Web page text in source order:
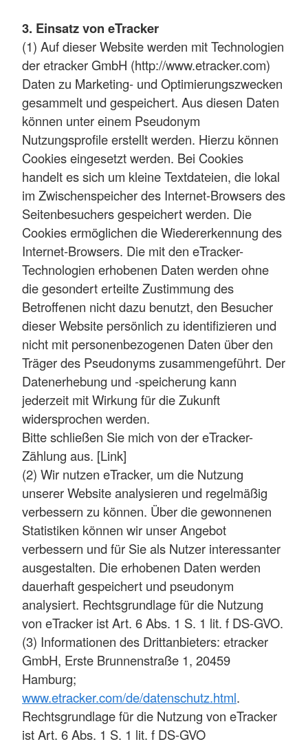
3. Einsatz von eTracker
(1) Auf dieser Website werden mit Technologien
der etracker GmbH (http://www.etracker.com)
Daten zu Marketing- und Optimierungszwecken
gesammelt und gespeichert. Aus diesen Daten
können unter einem Pseudonym
Nutzungsprofile erstellt werden. Hierzu können
Cookies eingesetzt werden. Bei Cookies
handelt es sich um kleine Textdateien, die lokal
im Zwischenspeicher des Internet-Browsers des
Seitenbesuchers gespeichert werden. Die
Cookies ermöglichen die Wiedererkennung des
Internet-Browsers. Die mit den eTracker-
Technologien erhobenen Daten werden ohne
die gesondert erteilte Zustimmung des
Betroffenen nicht dazu benutzt, den Besucher
dieser Website persönlich zu identifizieren und
nicht mit personenbezogenen Daten über den
Träger des Pseudonyms zusammengeführt. Der
Datenerhebung und -speicherung kann
jederzeit mit Wirkung für die Zukunft
widersprochen werden.
Bitte schließen Sie mich von der eTracker-
Zählung aus. [Link]
(2) Wir nutzen eTracker, um die Nutzung
unserer Website analysieren und regelmäßig
verbessern zu können. Über die gewonnenen
Statistiken können wir unser Angebot
verbessern und für Sie als Nutzer interessanter
ausgestalten. Die erhobenen Daten werden
dauerhaft gespeichert und pseudonym
analysiert. Rechtsgrundlage für die Nutzung
von eTracker ist Art. 6 Abs. 1 S. 1 lit. f DS-GVO.
(3) Informationen des Drittanbieters: etracker
GmbH, Erste Brunnenstraße 1, 20459
Hamburg;
www.etracker.com/de/datenschutz.html.
Rechtsgrundlage für die Nutzung von eTracker
ist Art. 6 Abs. 1 S. 1 lit. f DS-GVO